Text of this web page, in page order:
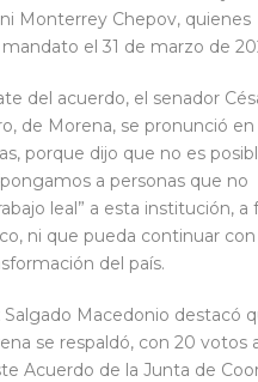
Monterrey Chepov, quienes
el 31 de marzo de
del acuerdo, el senador
de Morena, se pronunció
porque dijo que no es
a personas que no
leal” a esta institución, a
ni que pueda continuar con
del país.
Salgado Macedonio destacó
se respaldó, con 20 votos
Acuerdo de la Junta de